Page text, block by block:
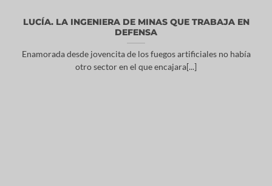
LUCÍA. LA INGENIERA DE MINAS QUE TRABAJA EN
DEFENSA
Enamorada desde jovencita de los fuegos artificiales no había
otro sector en el que encajara[...]